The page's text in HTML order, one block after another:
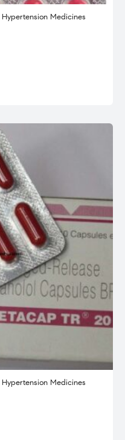
Hypertension Medicines
Hypertension Medicines